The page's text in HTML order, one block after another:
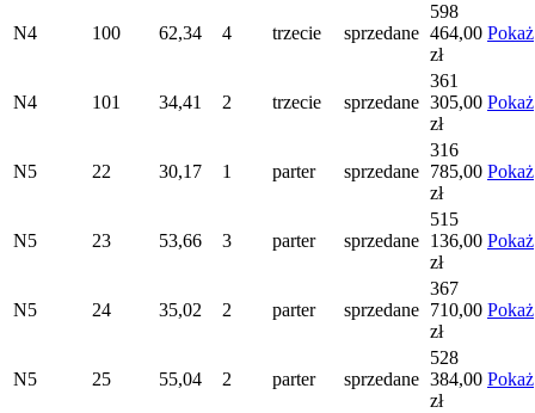
N4 100 62,34 4 trzecie sprzedane
598
464,00
zł
Pokaż
N4 101 34,41 2 trzecie sprzedane
361
305,00
zł
Pokaż
N5 22 30,17 1 parter sprzedane
316
785,00
zł
Pokaż
N5 23 53,66 3 parter sprzedane
515
136,00
zł
Pokaż
N5 24 35,02 2 parter sprzedane
367
710,00
zł
Pokaż
N5 25 55,04 2 parter sprzedane
528
384,00
zł
Pokaż